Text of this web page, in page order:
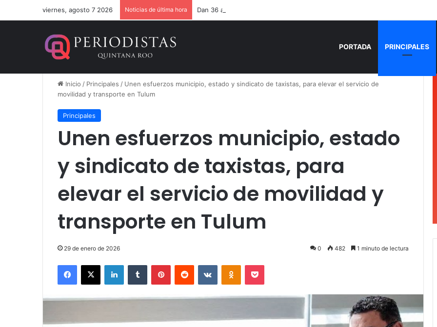
viernes, agosto 7 2026 Noticias de última hora Dan 36 años de prisión por homicidio de cubana en Cancún
PORTADA PRINCIPALES
Inicio / Principales / Unen esfuerzos municipio, estado y sindicato de taxistas, para elevar el servicio de
movilidad y transporte en Tulum
Principales
Unen esfuerzos municipio, estado
y sindicato de taxistas, para
elevar el servicio de movilidad y
transporte en Tulum
29 de enero de 2026 0 482 1 minuto de lectura
Facebook
X LinkedInTumblr PinterestReddit VKontakteOdnoklassniki
Pocket